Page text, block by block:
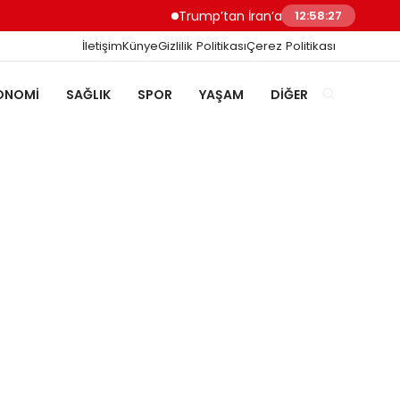
Trump’tan İran’a Müzakere Uyarısı Son
12:58:28
İletişimKünyeGizlilik PolitikasıÇerez Politikası
SAĞLIK SPOR YAŞAM DIĞER